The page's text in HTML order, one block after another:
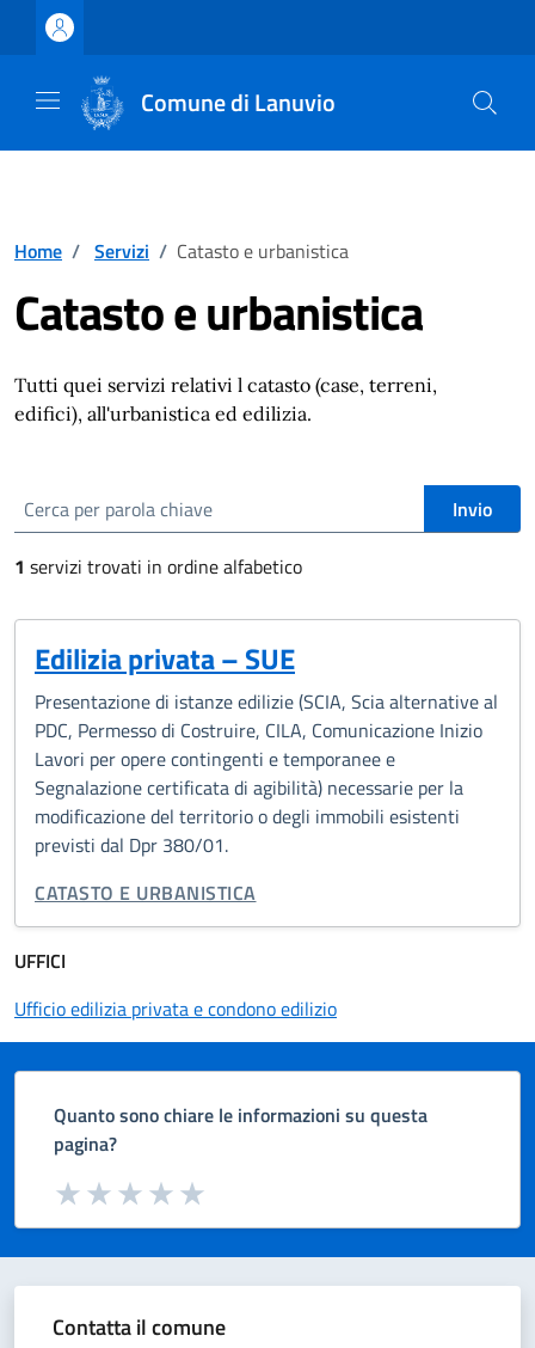
Vai ai contenuti
Vai al footer
Comune di Lanuvio
Home / Servizi / Catasto e urbanistica
Catasto e urbanistica
Tutti quei servizi relativi l catasto (case, terreni,
edifici), all'urbanistica ed edilizia.
cerca Invio
1 servizi trovati in ordine alfabetico
Edilizia privata – SUE
Presentazione di istanze edilizie (SCIA, Scia alternative al
PDC, Permesso di Costruire, CILA, Comunicazione Inizio
Lavori per opere contingenti e temporanee e
Segnalazione certificata di agibilità) necessarie per la
modificazione del territorio o degli immobili esistenti
previsti dal Dpr 380/01.
CATEGORIA CORRELATA:
CATASTO E URBANISTICA
UFFICI
Ufficio edilizia privata e condono edilizio
Quanto sono chiare le informazioni su questa
pagina?
Valuta da 1 a 5 stelle la pagina
Valuta 5 stelle su 5
Valuta 4 stelle su 5
Valuta 3 stelle su 5
Valuta 2 stelle su 5
Valuta 1 stelle su 5
Contatta il comune